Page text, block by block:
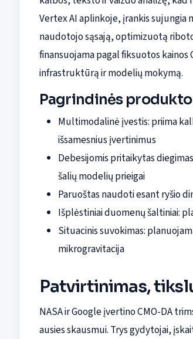
Vertex AI aplinkoje, įrankis
naudotojo sąsają, optimizuotą
finansuojama pagal fiksuotos
infrastruktūrą ir modelių mokymą.
Pagrindinės produkto
Multimodalinė įvestis: priima
išsamesnius įvertinimus
Debesijomis pritaikytas
šalių modelių prieigai
Paruoštas naudoti esant ryšio
Išplėstiniai duomenų šaltiniai:
Situacinis suvokimas:
mikrogravitacija
Patvirtinimas,
NASA ir Google įvertino CMO-DA
ausies skausmui. Trys gydytojai,